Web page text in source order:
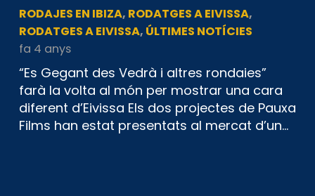
RODAJES EN IBIZA, RODATGES A EIVISSA,
RODATGES A EIVISSA, ÚLTIMES NOTÍCIES
fa 4 anys
“Es Gegant des Vedrà i altres rondaies”
farà la volta al món per mostrar una cara
diferent d’Eivissa Els dos projectes de Pauxa
Films han estat presentats al mercat d’un…